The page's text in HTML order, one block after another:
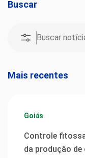
Buscar
Mais recentes
Goiás
Controle
da produção